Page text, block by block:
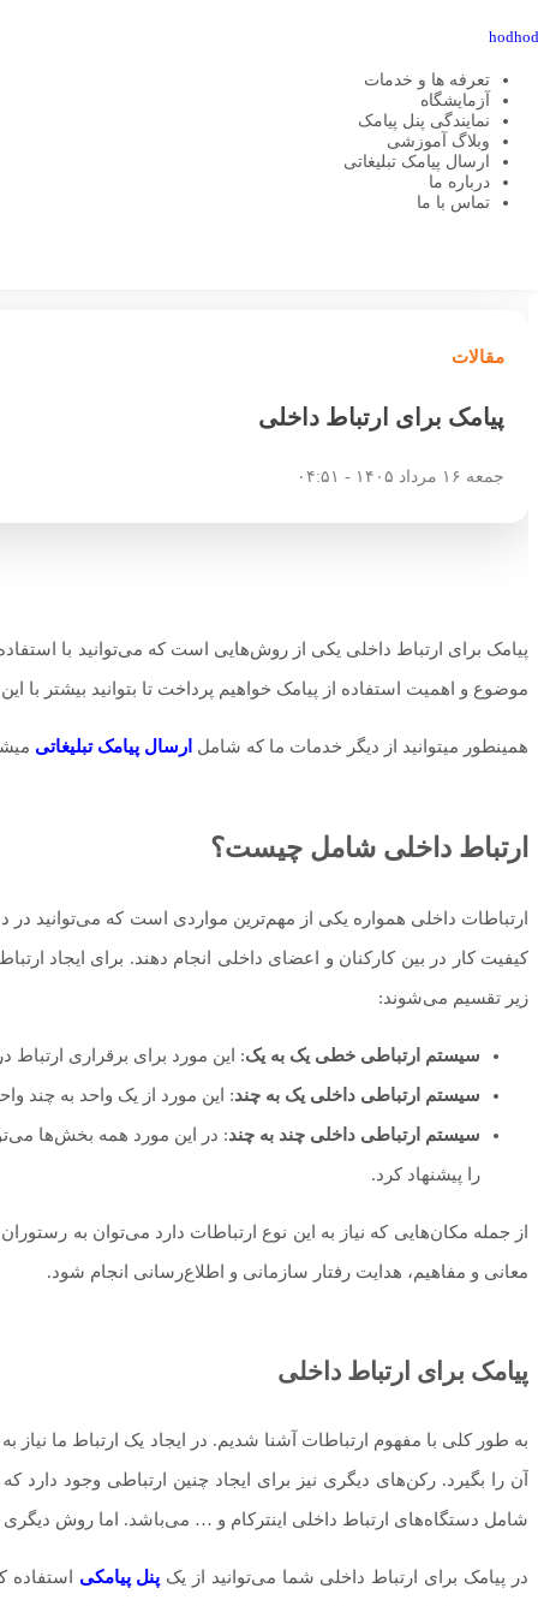
تعرفه ها و خدمات
آزمایشگاه
نمایندگی پنل پیامک
وبلاگ آموزشی
ارسال پیامک تبلیغاتی
درباره ما
تماس با ما
هدهد اس ام اس مقالات
مقالات
پیامک برای ارتباط داخلی
جمعه ۱۶ مرداد ۱۴۰۵ - ۰۴:۵۱
پیامک برای ارتباط داخلی یکی از روش‌هایی است که می‌توانید با استفاده
موضوع و اهمیت استفاده از پیامک خواهیم پرداخت تا بتوانید بیشتر با
همینطور میتوانید از دیگر خدمات ما که شامل ارسال پیامک تبلیغاتی
ارتباط داخلی شامل چیست؟
ارتباطات داخلی همواره یکی از مهم‌ترین مواردی است که می‌توانید
کیفیت کار در بین کارکنان و اعضای داخلی انجام دهند. برای ایجاد
زیر تقسیم می‌شوند:
سیستم ارتباطی خطی یک به یک: این مورد برای برقراری
سیستم ارتباطی داخلی یک به چند: این مورد از یک واحد به
سیستم ارتباطی داخلی چند به چند: در این مورد همه بخش‌ها
را پیشنهاد کرد.
از جمله مکان‌هایی که نیاز به این نوع ارتباطات دارد می‌توان به
معانی و مفاهیم، هدایت رفتار سازمانی و اطلاع‌رسانی انجام شود.
پیامک برای ارتباط داخلی
به طور کلی با مفهوم ارتباطات آشنا شدیم. در ایجاد یک ارتباط ما نیاز
آن را بگیرد. رکن‌های دیگری نیز برای ایجاد چنین ارتباطی وجود
شامل دستگاه‌های ارتباط داخلی اینترکام و … می‌باشد. اما روش دیگری
در پیامک برای ارتباط داخلی شما می‌توانید از یک پنل پیامکی استفاده